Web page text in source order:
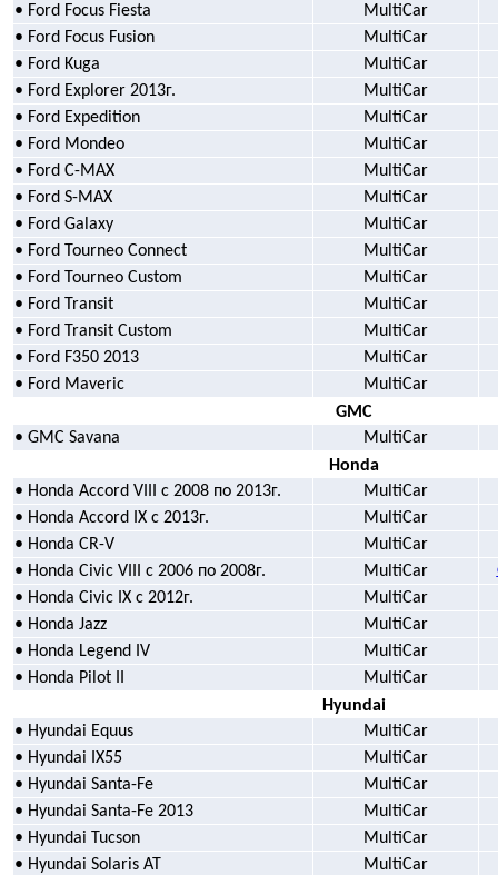
• Ford Focus Fiesta
MultiCar
• Ford Focus Fusion
MultiCar
• Ford Kuga
MultiCar
• Ford Explorer 2013г.
MultiCar
• Ford Expedition
MultiCar
• Ford Mondeo
MultiCar
• Ford C-MAX
MultiCar
• Ford S-MAX
MultiCar
• Ford Galaxy
MultiCar
• Ford Tourneo Connect
MultiCar
• Ford Tourneo Custom
MultiCar
• Ford Transit
MultiCar
• Ford Transit Custom
MultiCar
• Ford F350 2013
MultiCar
• Ford Maveric
MultiCar
GMC
• GMC Savana
MultiCar
Honda
• Honda Accord VIII с 2008 по 2013г.
MultiCar
• Honda Accord IX с 2013г.
MultiCar
• Honda CR-V
MultiCar
• Honda Civic VIII с 2006 по 2008г.
MultiCar
• Honda Civic IX с 2012г.
MultiCar
• Honda Jazz
MultiCar
• Honda Legend IV
MultiCar
• Honda Pilot II
MultiCar
Hyundai
• Hyundai Equus
MultiCar
• Hyundai IX55
MultiCar
• Hyundai Santa-Fe
MultiCar
• Hyundai Santa-Fe 2013
MultiCar
• Hyundai Tucson
MultiCar
• Hyundai Solaris AT
MultiCar